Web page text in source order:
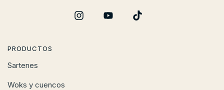
PRODUCTOS
Sartenes
Woks y cuencos